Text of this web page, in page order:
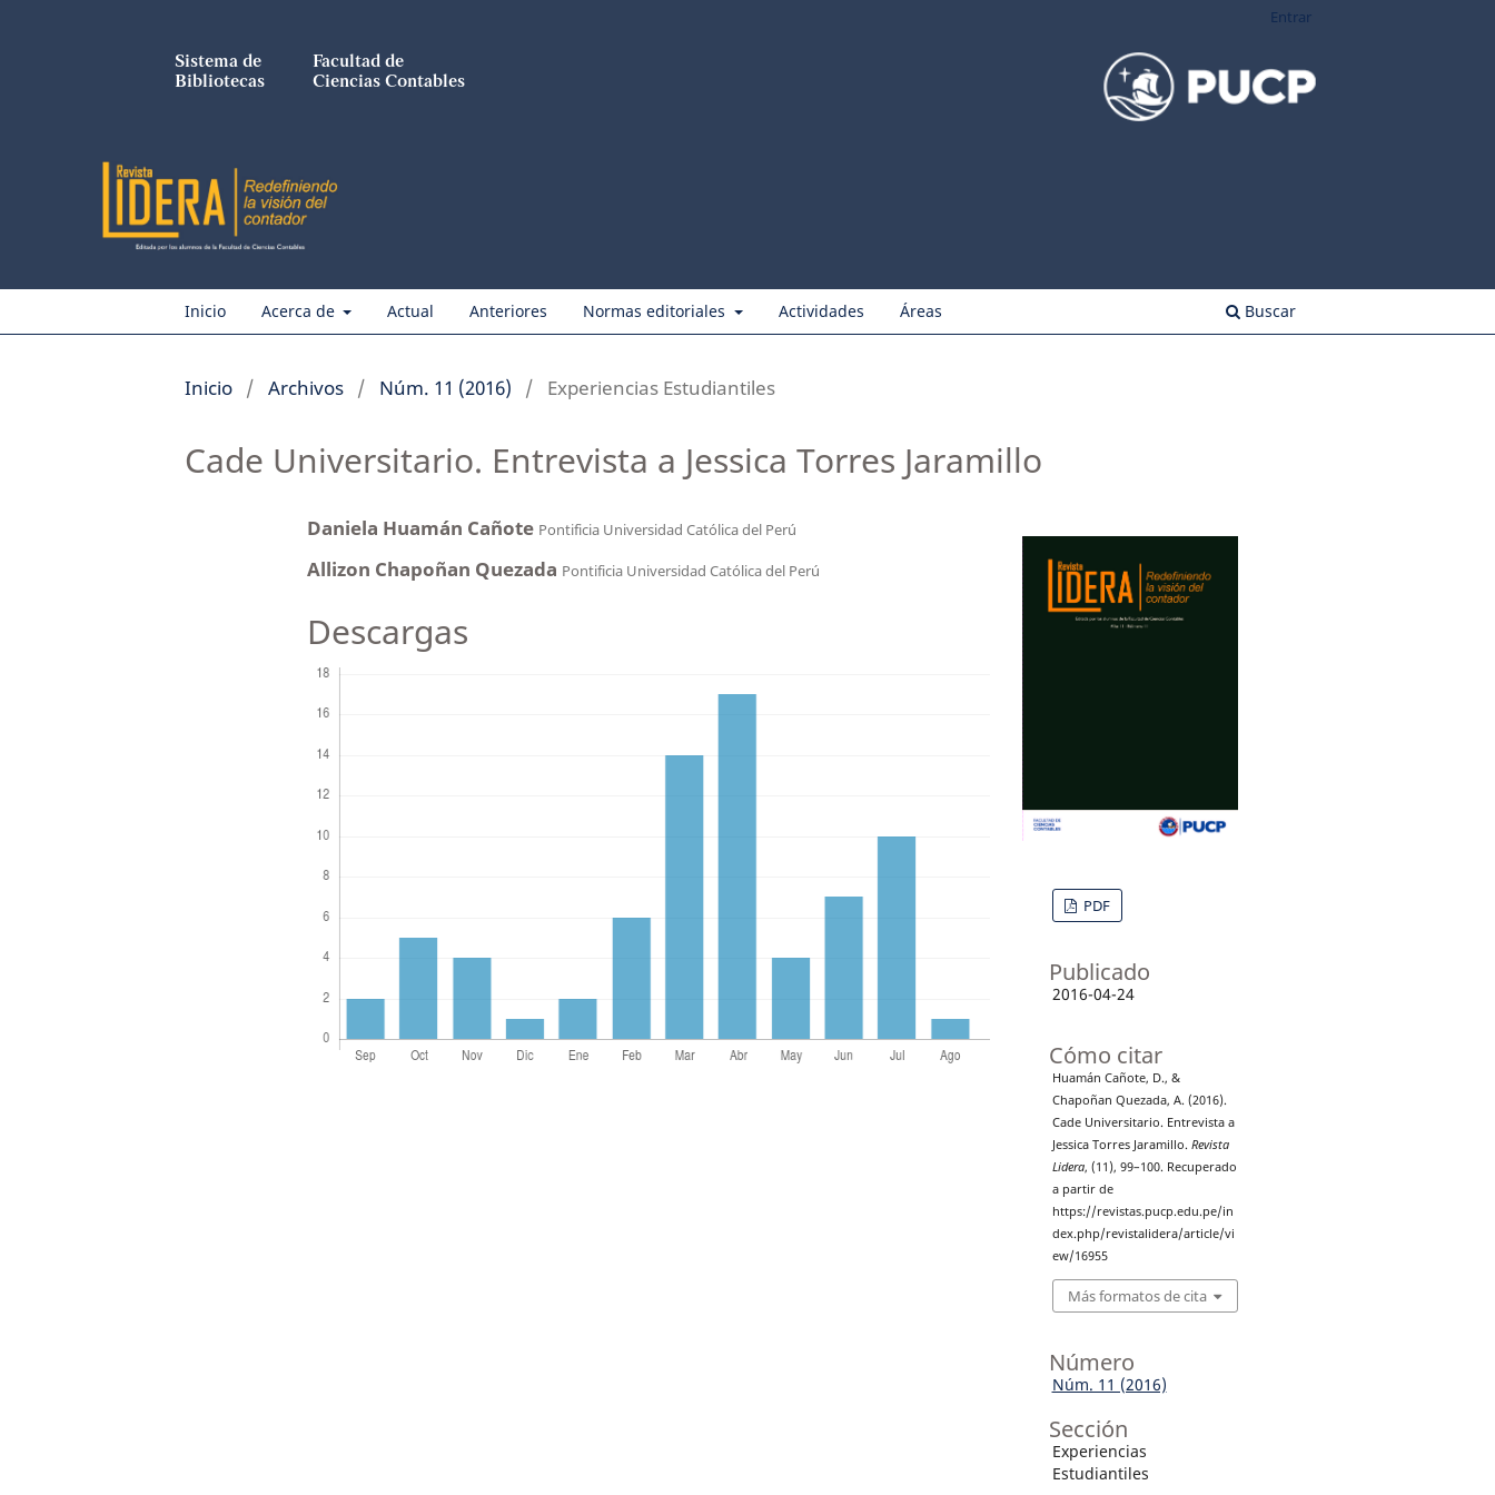
Sistema de
Bibliotecas
Facultad de
Ciencias Contables
Inicio Acerca de Actual Anteriores Normas editoriales Actividades Áreas Buscar
Entrar
Inicio / Archivos / Núm. 11 (2016) / Experiencias Estudiantiles
Cade Universitario. Entrevista a Jessica Torres Jaramillo
Daniela Huamán Cañote Pontificia Universidad Católica del Perú
Allizon Chapoñan Quezada Pontificia Universidad Católica del Perú
Descargas
PDF
Publicado
2016-04-24
Cómo citar
Huamán Cañote, D., &
Chapoñan Quezada, A. (2016).
Cade Universitario. Entrevista a
Jessica Torres Jaramillo. Revista
Lidera, (11), 99–100. Recuperado
a partir de
https://revistas.pucp.edu.pe/in
dex.php/revistalidera/article/vi
ew/16955
Más formatos de cita
Número
Núm. 11 (2016)
Sección
Experiencias
Estudiantiles